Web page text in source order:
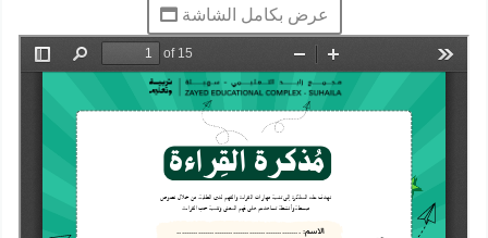
عرض بكامل الشاشة